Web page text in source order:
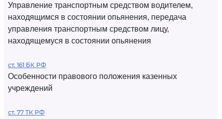
Управление транспортным средством водителем,
находящимся в состоянии опьянения, передача
управления транспортным средством лицу,
находящемуся в состоянии опьянения
ст. 161 БК РФ
Особенности правового положения казенных
учреждений
ст. 77 ТК РФ